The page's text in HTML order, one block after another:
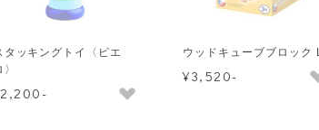
タッキングトイ〈ピエ
〉
ウッドキューブブロック L
¥3,520-